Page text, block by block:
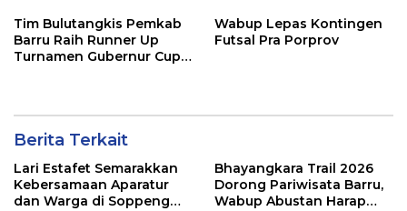
Tim Bulutangkis Pemkab
Barru Raih Runner Up
Turnamen Gubernur Cup
Wabup Lepas Kontingen
Futsal Pra Porprov
Berita Terkait
Lari Estafet Semarakkan
Kebersamaan Aparatur
dan Warga di Soppeng
Bhayangkara Trail 2026
Dorong Pariwisata Barru,
Wabup Abustan Harap